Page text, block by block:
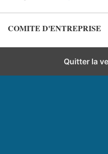
COMITE D'ENTREPRISE
Quitter la